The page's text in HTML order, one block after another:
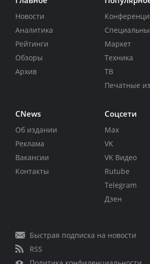
Новости
Аналитика
Рейтинги
Обзоры
Архив
Маркет
Техника
ТВ
Печатные
CNews
Об издании
Реклама
Вакансии
Контакты
Соцсети
Max
VK
VK Видео
Rutube
Telegram
Дзен
Быстрая подписка на новости
RSS